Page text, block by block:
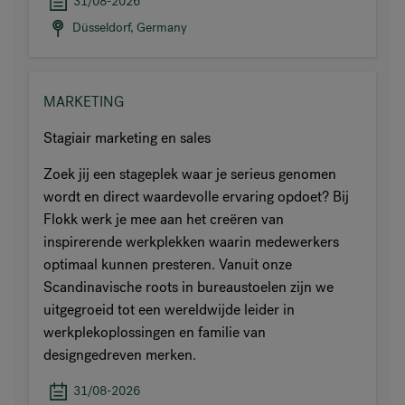
Düsseldorf, Germany
MARKETING
Stagiair marketing en sales
Zoek jij een stageplek waar je serieus genomen
wordt en direct waardevolle ervaring opdoet? Bij
Flokk werk je mee aan het creëren van
inspirerende werkplekken waarin medewerkers
optimaal kunnen presteren. Vanuit onze
Scandinavische roots in bureaustoelen zijn we
uitgegroeid tot een wereldwijde leider in
werkplekoplossingen en familie van
designgedreven merken.
31/08-2026